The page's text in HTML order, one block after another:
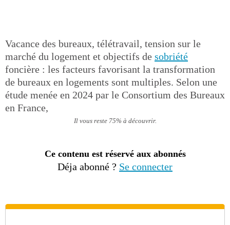
Vacance des bureaux, télétravail, tension sur le
marché du logement et objectifs de sobriété
foncière : les facteurs favorisant la transformation
de bureaux en logements sont multiples. Selon une
étude menée en 2024 par le Consortium des Bureaux
en France,
Il vous reste 75% à découvrir.
Ce contenu est réservé aux abonnés
Déja abonné ? Se connecter